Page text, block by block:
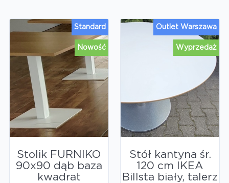
Nowość
Standard
Stolik FURNIKO
90x90 dąb baza
kwadrat
Wyprzedaż
Outlet Warszawa
Stół kantyna śr.
120 cm IKEA
Billsta biały, talerz